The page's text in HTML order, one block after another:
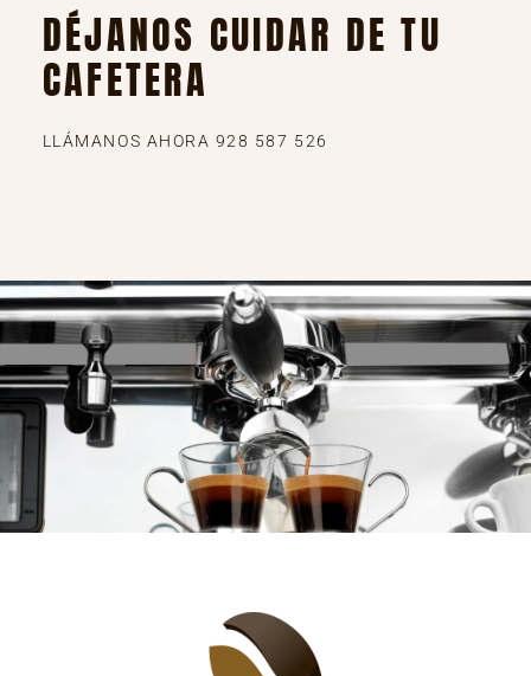
DÉJANOS CUIDAR DE TU
CAFETERA
LLÁMANOS AHORA 928 587 526